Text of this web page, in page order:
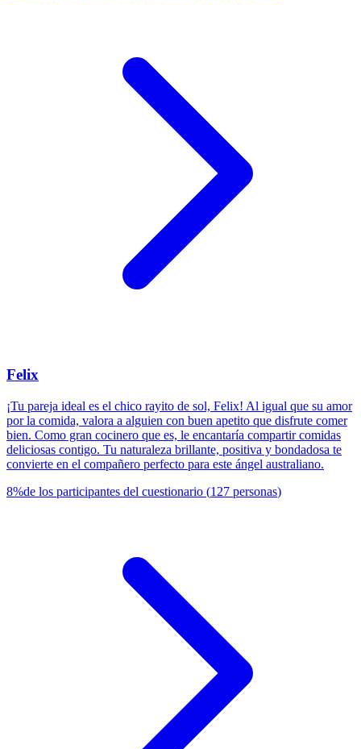
Felix
¡Tu pareja ideal es el chico rayito de sol, Felix! Al igual que su amor
por la comida, valora a alguien con buen apetito que disfrute comer
bien. Como gran cocinero que es, le encantaría compartir comidas
deliciosas contigo. Tu naturaleza brillante, positiva y bondadosa te
convierte en el compañero perfecto para este ángel australiano.
8%de los participantes del cuestionario (127 personas)